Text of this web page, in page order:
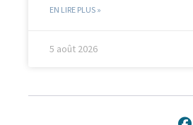
EN LIRE PLUS »
5 août 2026